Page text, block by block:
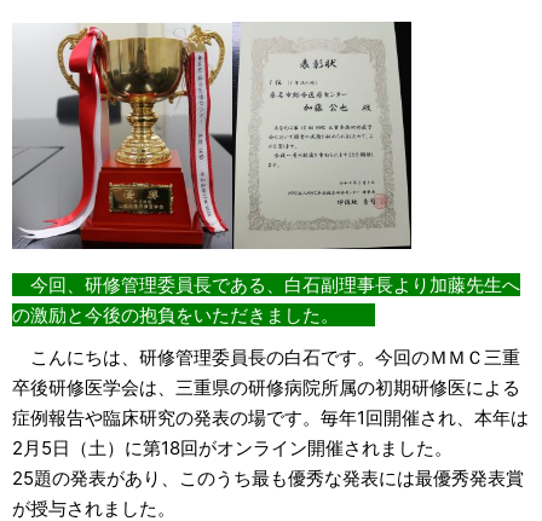
今回、研修管理委員長である、白石副理事長より加藤先生へ
の激励と今後の抱負をいただきました。
こんにちは、研修管理委員長の白石です。今回のＭＭＣ三重
卒後研修医学会は、三重県の研修病院所属の初期研修医による
症例報告や臨床研究の発表の場です。毎年1回開催され、本年は
2月5日（土）に第18回がオンライン開催されました。
25題の発表があり、このうち最も優秀な発表には最優秀発表賞
が授与されました。